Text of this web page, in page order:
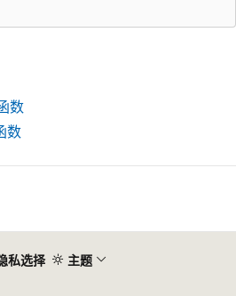
数
数
私选择 主题